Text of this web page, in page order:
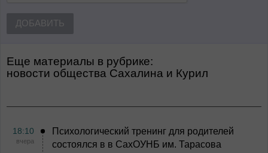
ДОБАВИТЬ
Еще материалы в рубрике:
Новости общества Сахалина и Курил
18:10
вчера
Психологический тренинг для родителей
состоялся в в СахОУНБ им. Тарасова